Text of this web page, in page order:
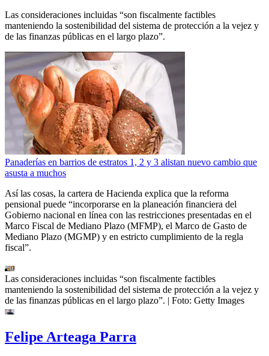
Las consideraciones incluidas “son fiscalmente factibles
manteniendo la sostenibilidad del sistema de protección a la vejez y
de las finanzas públicas en el largo plazo”.
Panaderías en barrios de estratos 1, 2 y 3 alistan nuevo cambio que
asusta a muchos
Así las cosas, la cartera de Hacienda explica que la reforma
pensional puede “incorporarse en la planeación financiera del
Gobierno nacional en línea con las restricciones presentadas en el
Marco Fiscal de Mediano Plazo (MFMP), el Marco de Gasto de
Mediano Plazo (MGMP) y en estricto cumplimiento de la regla
fiscal”.
Las consideraciones incluidas “son fiscalmente factibles
manteniendo la sostenibilidad del sistema de protección a la vejez y
de las finanzas públicas en el largo plazo”. | Foto: Getty Images
Felipe Arteaga Parra